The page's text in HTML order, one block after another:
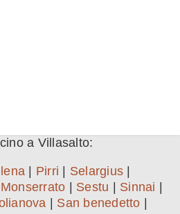
a Villasalto:
Pirri Selargius
Monserrato Sestu Sinnai
San benedetto